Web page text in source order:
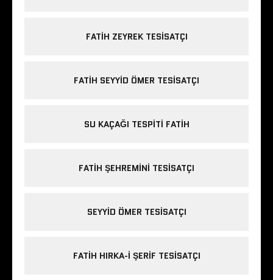
FATIH ZEYREK TESISATÇI
FATIH SEYYID ÖMER TESISATÇI
SU KAÇAĞI TESPITI FATIH
FATIH ŞEHREMINI TESISATÇI
SEYYID ÖMER TESISATÇI
FATIH HIRKA-I ŞERIF TESISATÇI